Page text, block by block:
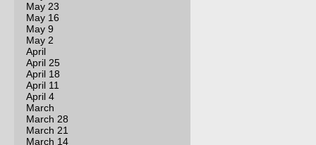
May 23
May 16
May 9
May 2
April
April 25
April 18
April 11
April 4
March
March 28
March 21
March 14